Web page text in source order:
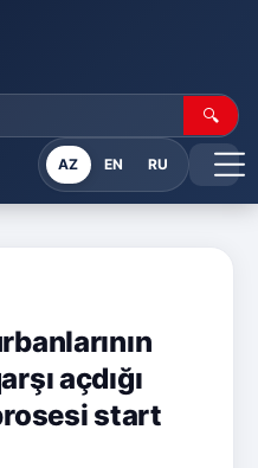
🔍
AZ EN RU
açdığı
start